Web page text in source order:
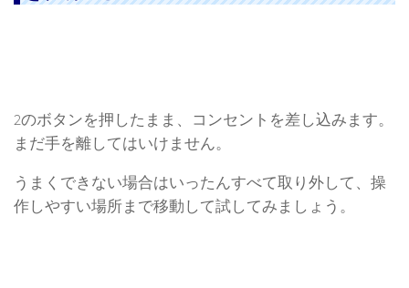
2のボタンを押したまま、コンセントを差し込みます。
まだ手を離してはいけません。
うまくできない場合はいったんすべて取り外して、操
作しやすい場所まで移動して試してみましょう。